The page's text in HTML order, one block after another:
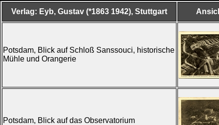
Verlag: Eyb, Gustav (*1863 1942), Stuttgart
Potsdam, Blick auf Schloß Sanssouci, historische
Mühle und Orangerie
Potsdam, Blick auf das Observatorium